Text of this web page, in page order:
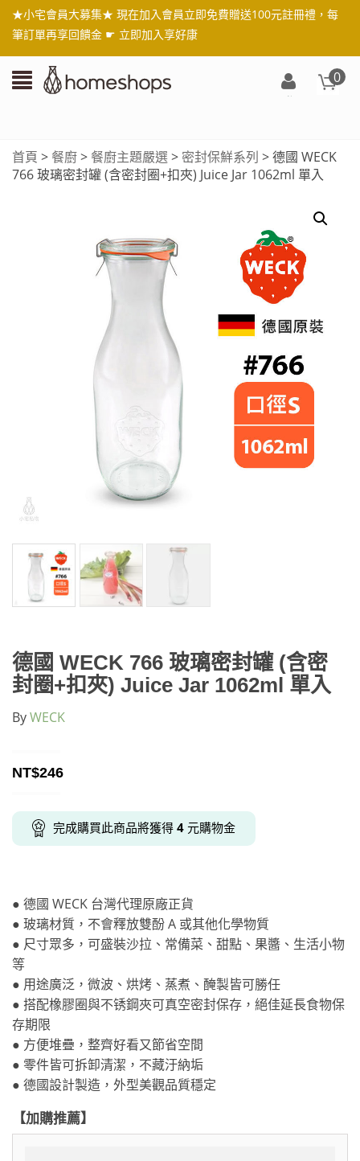
★小宅會員大募集★ 現在加入會員立即免費贈送100元註冊禮，每
筆訂單再享回饋金 ☛ 立即加入享好康
0
冊
首頁 > 餐廚> 餐廚主題嚴選> 密封保鮮系列 > 德國 WECK
766 玻璃密封罐 (含密封圈+扣夾) Juice Jar 1062ml 單入
德國 WECK 766 玻璃密封罐 (含密
封圈+扣夾) Juice Jar 1062ml 單入
ByWECK
NT$246
完成購買此商品將獲得 4 元購物金
● 德國 WECK 台灣代理原廠正貨
● 玻璃材質，不會釋放雙酚 A 或其他化學物質
● 尺寸眾多，可盛裝沙拉、常備菜、甜點、果醬、生活小物
等
● 用途廣泛，微波、烘烤、蒸煮、醃製皆可勝任
● 搭配橡膠圈與不锈鋼夾可真空密封保存，絕佳延長食物保
存期限
● 方便堆疊，整齊好看又節省空間
● 零件皆可拆卸清潔，不藏汙納垢
● 德國設計製造，外型美觀品質穩定
【加購推薦】